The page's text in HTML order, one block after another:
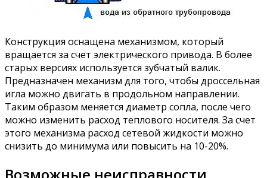
Конструкция оснащена механизмом, который
вращается за счет электрического привода. В более
старых версиях используется зубчатый валик.
Предназначен механизм для того, чтобы дроссельная
игла можно двигать в продольном направлении.
Таким образом меняется диаметр сопла, после чего
можно изменить расход теплового носителя. За счет
этого механизма расход сетевой жидкости можно
снизить до минимума или повысить на 10-20%.